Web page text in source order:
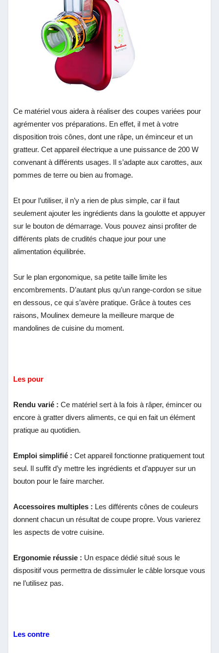
Ce matériel vous aidera à réaliser des coupes variées pour
agrémenter vos préparations. En effet, il met à votre
disposition trois cônes, dont une râpe, un éminceur et un
gratteur. Cet appareil électrique a une puissance de 200 W
convenant à différents usages. Il s’adapte aux carottes, aux
pommes de terre ou bien au fromage.
Et pour l’utiliser, il n’y a rien de plus simple, car il faut
seulement ajouter les ingrédients dans la goulotte et appuyer
sur le bouton de démarrage. Vous pouvez ainsi profiter de
différents plats de crudités chaque jour pour une
alimentation équilibrée.
Sur le plan ergonomique, sa petite taille limite les
encombrements. D’autant plus qu’un range-cordon se situe
en dessous, ce qui s’avère pratique. Grâce à toutes ces
raisons, Moulinex demeure la meilleure marque de
mandolines de cuisine du moment.
Les pour
Rendu varié :Ce matériel sert à la fois à râper, émincer ou
encore à gratter divers aliments, ce qui en fait un élément
pratique au quotidien.
Emploi simplifié :Cet appareil fonctionne pratiquement tout
seul. Il suffit d’y mettre les ingrédients et d’appuyer sur un
bouton pour le faire marcher.
Accessoires multiples : Les différents cônes de couleurs
donnent chacun un résultat de coupe propre. Vous varierez
les aspects de votre cuisine.
Ergonomie réussie : Un espace dédié situé sous le
dispositif vous permettra de dissimuler le câble lorsque vous
ne l’utilisez pas.
Les contre